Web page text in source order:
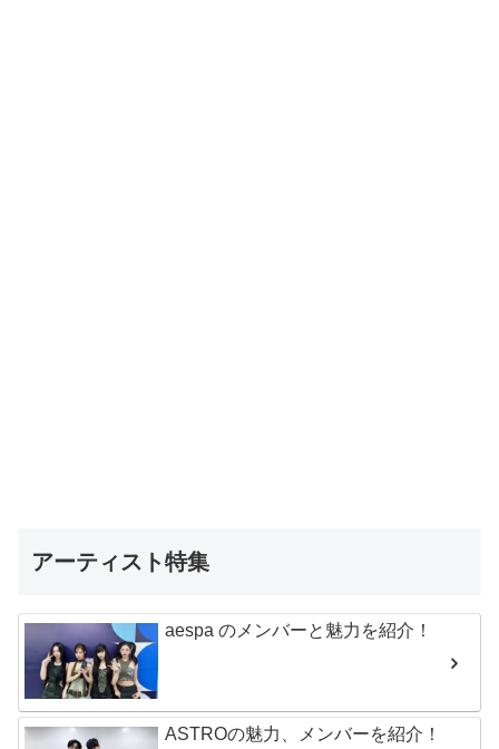
アーティスト特集
aespa のメンバーと魅力を紹介！
ASTROの魅力、メンバーを紹介！